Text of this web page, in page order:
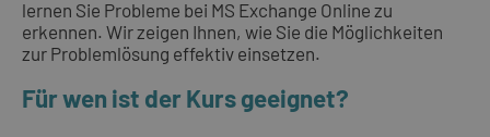
lernen Sie Probleme bei MS Exchange Online zu
erkennen. Wir zeigen Ihnen, wie Sie die Möglichkeiten
zur Problemlösung effektiv einsetzen.
Für wen ist der Kurs geeignet?